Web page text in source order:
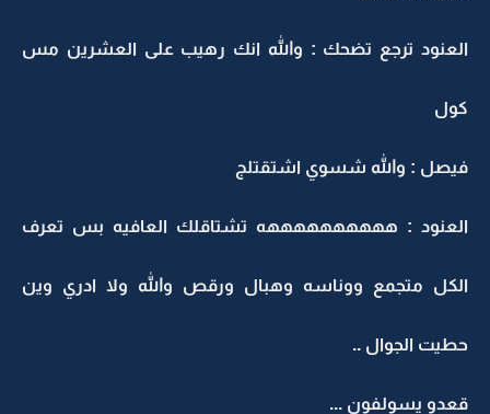
العنود ترجع تضحك : والله انك رهيب على العشرين مس
كول
فيصل : والله شسوي اشتقتلج
العنود : ههههههههههه تشتاقلك العافيه بس تعرف
الكل متجمع ووناسه وهبال ورقص والله ولا ادري وين
حطيت الجوال ..
قعدو يسولفون ...